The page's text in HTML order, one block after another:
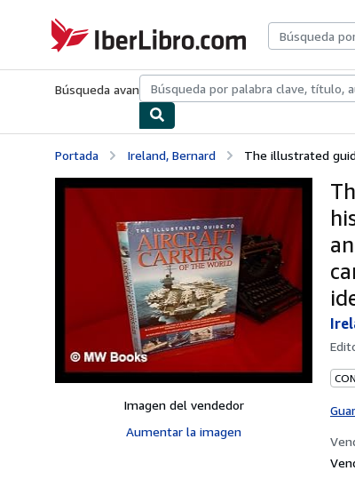
IberLibro.com
Búsqueda avanzadaColecciones Libros antiguosArte y
Portada Ireland, Bernard The illustrated
Imagen del vendedor
Aumentar la imagen